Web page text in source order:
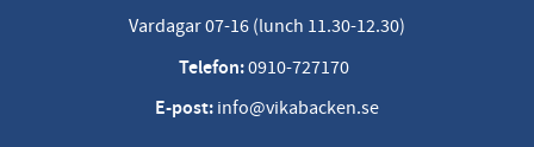
Vardagar 07-16 (lunch 11.30-12.30)
Telefon:0910-727170
E-post: info@vikabacken.se